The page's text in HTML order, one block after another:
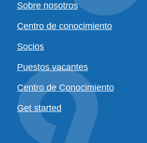
Sobre nosotros
Centro de conocimiento
Socios
Puestos vacantes
Centro de Conocimiento
Get started